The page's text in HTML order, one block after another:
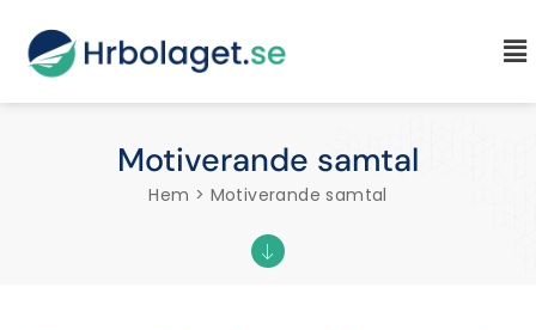
Motiverande samtal
Hem > Motiverande samtal